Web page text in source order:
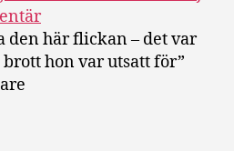
den här flickan – det var
hon var utsatt för”